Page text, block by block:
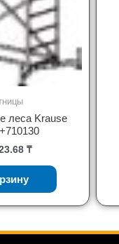
леса Krause
₸